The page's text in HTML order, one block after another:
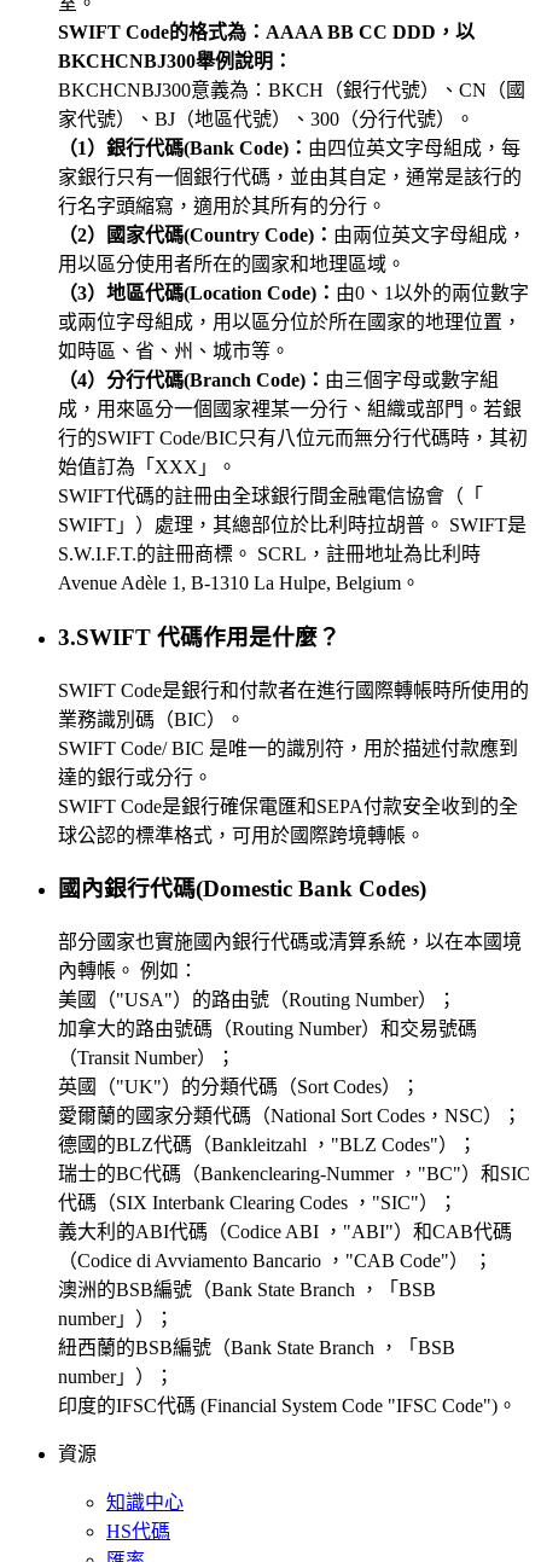
SWIFT Code的格式為：AAAA BB CC DDD，以
BKCHCNBJ300舉例說明：
BKCHCNBJ300意義為：BKCH（銀行代號）、CN（國
家代號）、BJ（地區代號）、300（分行代號）。
（1）銀行代碼(Bank Code)： 由四位英文字母組成，每
家銀行只有一個銀行代碼，並由其自定，通常是該行的
行名字頭縮寫，適用於其所有的分行。
（2）國家代碼(Country Code)： 由兩位英文字母組成，
用以區分使用者所在的國家和地理區域。
（3）地區代碼(Location Code)： 由0、1以外的兩位數字
或兩位字母組成，用以區分位於所在國家的地理位置，
如時區、省、州、城市等。
（4）分行代碼(Branch Code)： 由三個字母或數字組
成，用來區分一個國家裡某一分行、組織或部門。若銀
行的SWIFT Code/BIC只有八位元而無分行代碼時，其初
始值訂為「XXX」。
SWIFT代碼的註冊由全球銀行間金融電信協會（「
SWIFT」）處理，其總部位於比利時拉胡普。 SWIFT是
S.W.I.F.T.的註冊商標。 SCRL，註冊地址為比利時
Avenue Adèle 1, B-1310 La Hulpe, Belgium。
3.SWIFT 代碼作用是什麼？
SWIFT Code是銀行和付款者在進行國際轉帳時所使用的
業務識別碼（BIC）。
SWIFT Code/ BIC 是唯一的識別符，用於描述付款應到
達的銀行或分行。
SWIFT Code是銀行確保電匯和SEPA付款安全收到的全
球公認的標準格式，可用於國際跨境轉帳。
國內銀行代碼(Domestic Bank Codes)
部分國家也實施國內銀行代碼或清算系統，以在本國境
內轉帳。 例如：
美國（"USA"）的路由號（Routing Number）；
加拿大的路由號碼（Routing Number）和交易號碼
（Transit Number）；
英國（"UK"）的分類代碼（Sort Codes）；
愛爾蘭的國家分類代碼（National Sort Codes，NSC）；
德國的BLZ代碼（Bankleitzahl ，"BLZ Codes"）；
瑞士的BC代碼（Bankenclearing-Nummer ，"BC"）和SIC
代碼（SIX Interbank Clearing Codes ，"SIC"）；
義大利的ABI代碼（Codice ABI ，"ABI"）和CAB代碼
（Codice di Avviamento Bancario ，"CAB Code"） ；
澳洲的BSB編號（Bank State Branch ，「BSB
number」）；
紐西蘭的BSB編號（Bank State Branch ，「BSB
number」）；
印度的IFSC代碼 (Financial System Code "IFSC Code")。
資源
知識中心
HS代碼